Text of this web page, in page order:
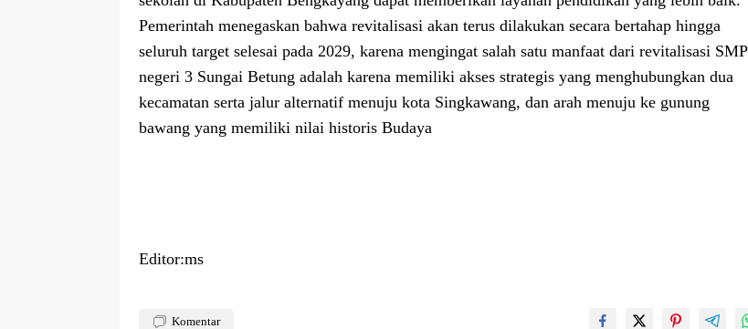
Pemerintah menegaskan bahwa revitalisasi akan terus dilakukan secara bertahap hingga
seluruh target selesai pada 2029, karena mengingat salah satu manfaat dari revitalisasi SMP
negeri 3 Sungai Betung adalah karena memiliki akses strategis yang menghubungkan dua
kecamatan serta jalur alternatif menuju kota Singkawang, dan arah menuju ke gunung
bawang yang memiliki nilai historis Budaya
Editor:ms
Komentar